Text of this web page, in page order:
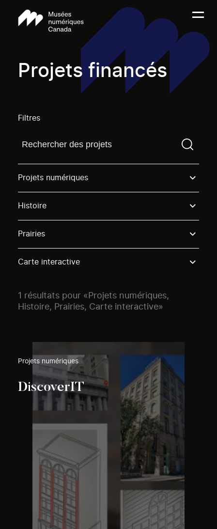
Projets financés
Filtres
Trouvez un projetVous devez saisir un terme de
Projets numériques
Histoire
Prairies
Carte interactive
1 résultats pour «Projets numériques,
Histoire, Prairies, Carte interactive»
Projets numériques
DiscoverIT